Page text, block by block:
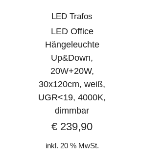
LED Trafos
LED Office
Hängeleuchte
Up&Down,
20W+20W,
30x120cm, weiß,
UGR<19, 4000K,
dimmbar
€ 239,90
inkl. 20 % MwSt.